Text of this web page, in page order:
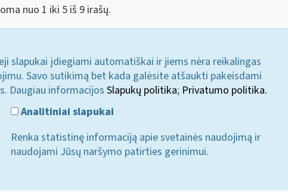
nuo 1 iki 5 iš 9 irašų.
slapukai įdiegiami automatiškai ir jiems nėra reikalingas
Savo sutikimą bet kada galėsite atšaukti pakeisdami
Daugiau informacijos Slapukų politika; Privatumo politika.
Analitiniai slapukai
Renka statistinę informaciją apie svetainės naudojimą ir
naudojami Jūsų naršymo patirties gerinimui.